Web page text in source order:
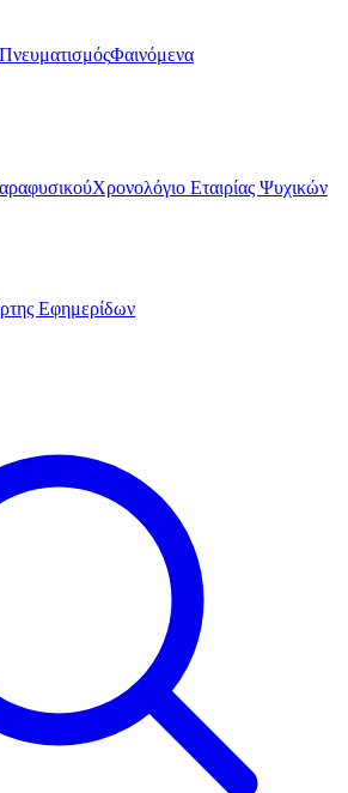
ΠνευματισμόςΦαινόμενα
Χρονολόγιο Εταιρίας Ψυχικών
Εφημερίδων